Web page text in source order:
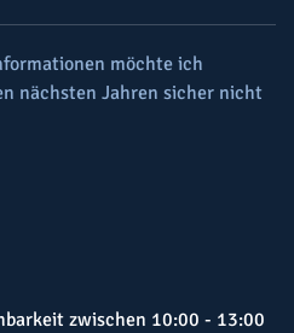
möchte ich
nächsten Jahren sicher nicht
zwischen 10:00 - 13:00